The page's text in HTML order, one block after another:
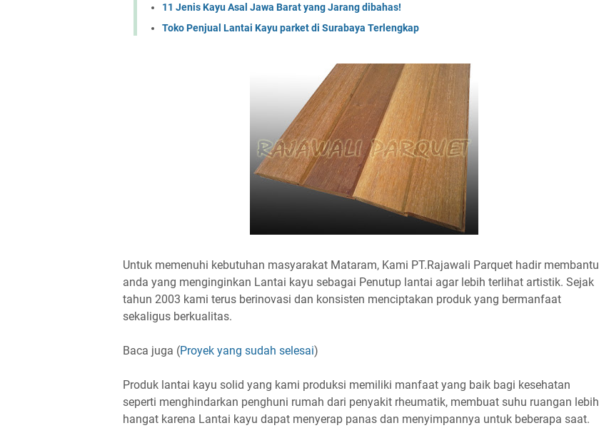
11 Jenis Kayu Asal Jawa Barat yang Jarang dibahas!
Toko Penjual Lantai Kayu parket di Surabaya Terlengkap
Untuk memenuhi kebutuhan masyarakat Mataram, Kami PT.Rajawali Parquet hadir membantu
anda yang menginginkan Lantai kayu sebagai Penutup lantai agar lebih terlihat artistik. Sejak
tahun 2003 kami terus berinovasi dan konsisten menciptakan produk yang bermanfaat
sekaligus berkualitas.
Baca juga (Proyek yang sudah selesai)
Produk lantai kayu solid yang kami produksi memiliki manfaat yang baik bagi kesehatan
seperti menghindarkan penghuni rumah dari penyakit rheumatik, membuat suhu ruangan lebih
hangat karena Lantai kayu dapat menyerap panas dan menyimpannya untuk beberapa saat.